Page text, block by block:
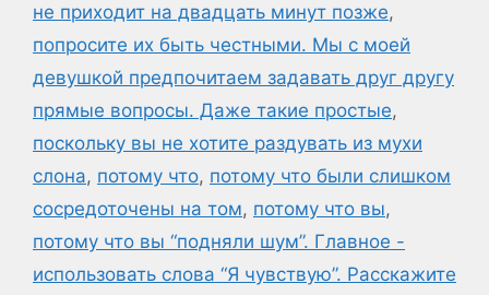
не приходит на двадцать минут позже,
попросите их быть честными. Мы с моей
девушкой предпочитаем задавать друг другу
прямые вопросы. Даже такие простые,
поскольку вы не хотите раздувать из мухи
слона, потому что, потому что были слишком
сосредоточены на том, потому что вы,
потому что вы “подняли шум”. Главное -
использовать слова “Я чувствую”. Расскажите